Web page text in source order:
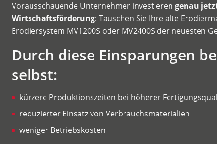
Vorausschauende Unternehmer investieren genau
Wirtschaftsförderung: Tauschen Sie Ihre alte
Erodiersystem MV1200S oder MV2400S der neuesten
Durch diese Einsparungen
selbst:
kürzere Produktionszeiten bei höherer
reduzierter Einsatz von Verbrauchsmaterialien
weniger Betriebskosten